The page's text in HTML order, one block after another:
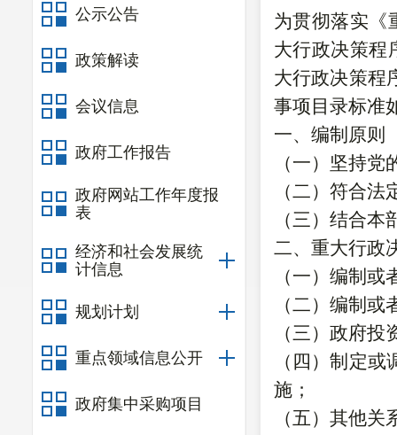
公示公告
政策解读
会议信息
政府工作报告
政府网站工作年度报
表
经济和社会发展统
计信息
规划计划
重点领域信息公开
政府集中采购项目
为贯彻落实《
大行政决策程
大行政决策程
事项目录标准
一、编制原则
（一）坚持
（二）符合
（三）结合
二、重大行政
（一）编制或
（二）编制
（三）政府
（四）制定
施；
（五）其他